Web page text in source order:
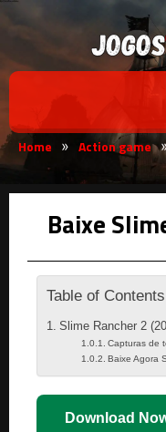
Home » Action game
Baixe
Table of Contents
Slime Rancher 2
Capturas de
Baixe Agora
Download